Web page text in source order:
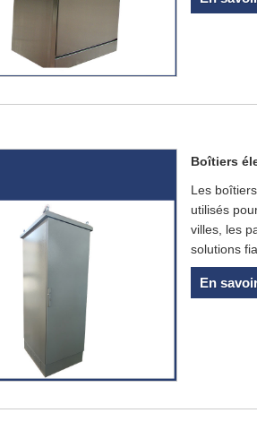
Boîtiers
Les
utilisés
villes, les
solutions
En